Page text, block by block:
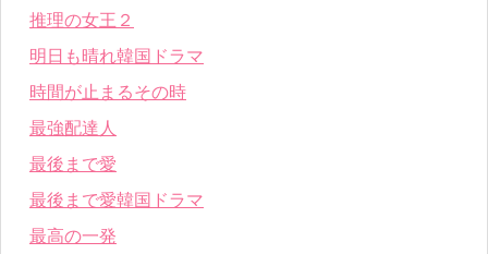
推理の女王２
明日も晴れ韓国ドラマ
時間が止まるその時
最強配達人
最後まで愛
最後まで愛韓国ドラマ
最高の一発